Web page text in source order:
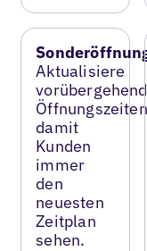
Aktualisiere
damit
Kunden
immer
den
neuesten
Zeitplan
sehen.